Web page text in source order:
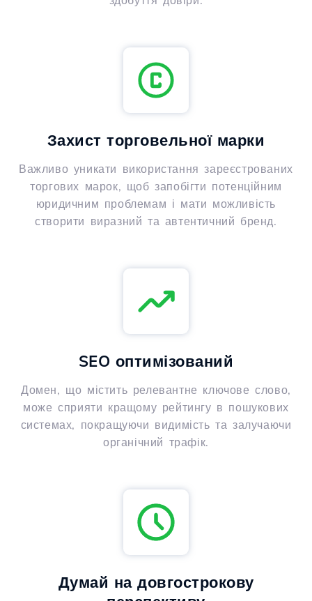
Захист торговельної марки
Важливо уникати використання зареєстрованих
торгових марок, щоб запобігти потенційним
юридичним проблемам і мати можливість
створити виразний та автентичний бренд.
SEO оптимізований
Домен, що містить релевантне ключове слово,
може сприяти кращому рейтингу в пошукових
системах, покращуючи видимість та залучаючи
органічний трафік.
Думай на довгострокову